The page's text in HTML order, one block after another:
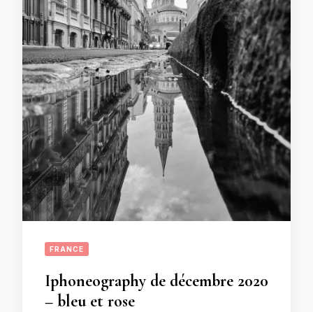
FRANCE
Iphoneography de décembre 2020
– bleu et rose